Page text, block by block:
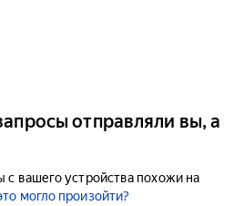
отправляли вы, а
с вашего устройства похожи на
могло произойти?